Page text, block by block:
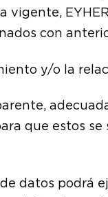
con
y/o la
que estos
datos podrá